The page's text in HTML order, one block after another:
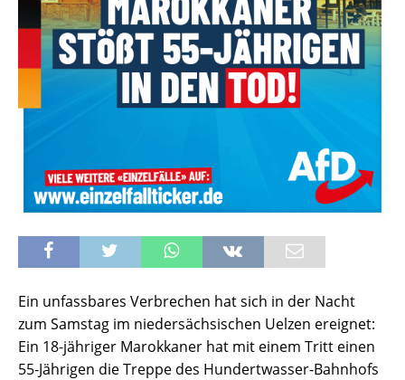
Ein unfassbares Verbrechen hat sich in der Nacht
zum Samstag im niedersächsischen Uelzen ereignet:
Ein 18-jähriger Marokkaner hat mit einem Tritt einen
55-Jährigen die Treppe des Hundertwasser-Bahnhofs